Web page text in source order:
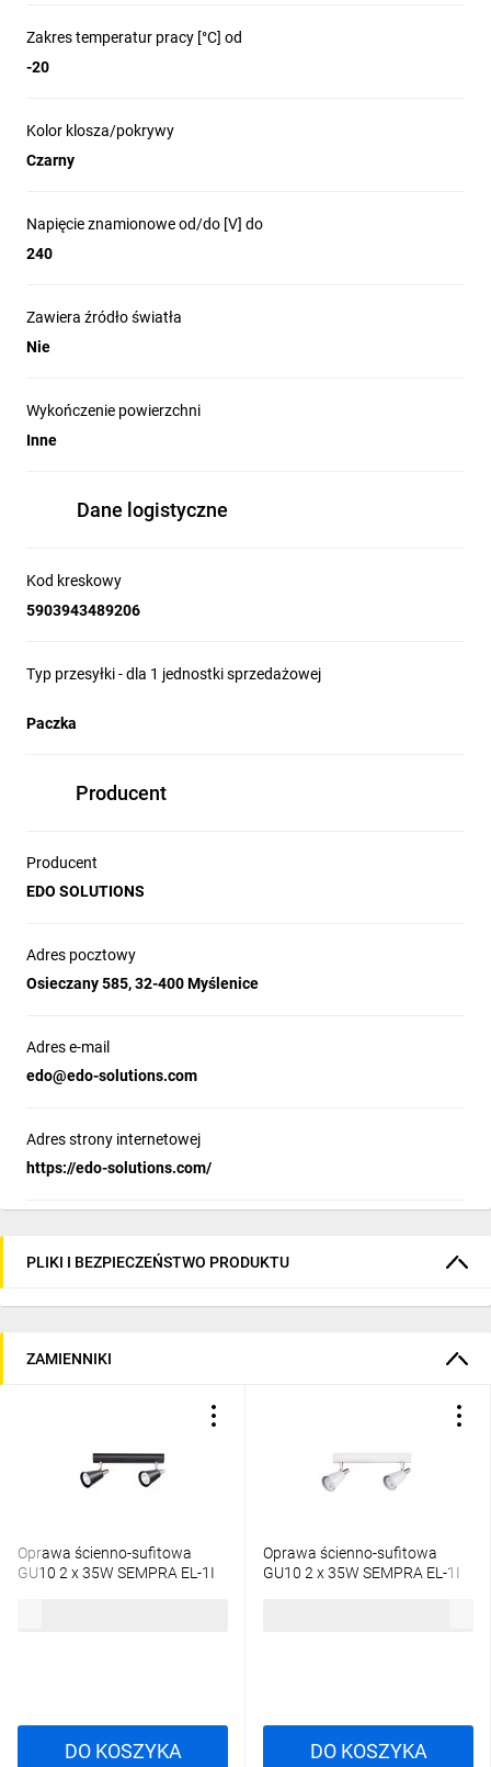
Zakres temperatur pracy [°C] od
-20
Kolor klosza/pokrywy
Czarny
Napięcie znamionowe od/do [V] do
240
Zawiera źródło światła
Nie
Wykończenie powierzchni
Inne
Dane logistyczne
Kod kreskowy
5903943489206
Typ przesyłki - dla 1 jednostki sprzedażowej
Paczka
Producent
Producent
EDO SOLUTIONS
Adres pocztowy
Osieczany 585, 32-400 Myślenice
Adres e-mail
edo@edo-solutions.com
Adres strony internetowej
https://edo-solutions.com/
PLIKI I BEZPIECZEŃSTWO PRODUKTU
ZAMIENNIKI
Oprawa ścienno-sufitowa
GU10 2 x 35W SEMPRA EL-1I
DO KOSZYKA
Oprawa ścienno-sufitowa
GU10 2 x 35W SEMPRA EL-1I
DO KOSZYKA